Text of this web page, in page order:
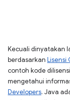
Kecuali dinyatakan
berdasarkan Lisensi
contoh kode
mengetahui
Developers. Java